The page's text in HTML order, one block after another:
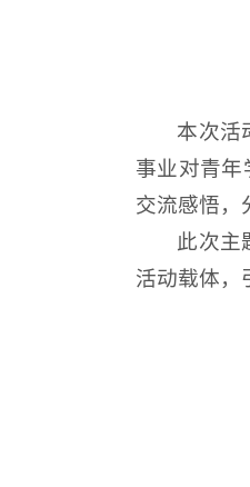
本次活
事业对青年
交流感悟，
此次主
活动载体，